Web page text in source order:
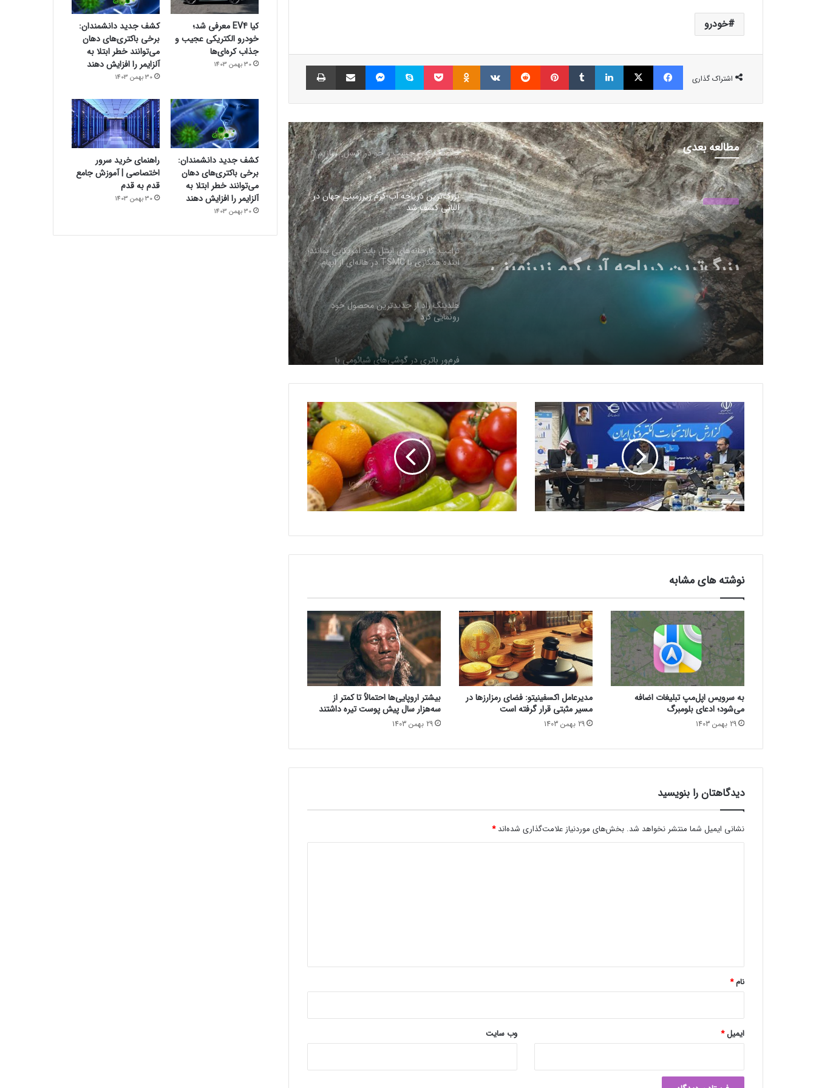
خودرو
اشتراک گذاری
فیسبوک ایکس لینکداین تامبلر پینتریست Reddit
VKontakte
Odnoklassniki پاکت اسکایپ مسنجر اشتراک گذاری با ایمیل
مطالعه بعدی
عمومی
29 بهمن 1403
بزرگ‌ترین دریاچه آب گرم زیرزمینی
جهان در آلبانی کشف شد
گیمرها، محتواسازان و کسب‌وکارها
کم‌درآمد ارائه می‌شود
چگونه باکس جست و جو در اکسل بسازیم؟
بزرگ‌ترین دریاچه آب گرم زیرزمینی جهان در
آلبانی کشف شد
ترامپ: کارخانه‌های اینتل باید آمریکایی بمانند؛
آینده همکاری با TSMC در هاله‌ای از ابهام
هلدینگ راد از جدیدترین محصول خود
رونمایی کرد
فرم‌ور باتری در گوشی‌های شیائومی با
سیستم‌عامل HyperOS 2.0 به‌روزرسانی
مخفی دریافت کرد
بیشتر مواد با حرارت‌دادن نرم می‌شوند؛ پس
چرا تخم مرغ سفت می‌شود؟
مایکروسافت پشتیبانی از پردازنده‌های نسل ۱۰
اینتل را در ویندوز Windows 11 24H2 کنار
گذاشت؛ پایانی بر عصر کامت‌لیک
۲۰۲۶ از راه می‌رسد؛ گزارش بلومبرگ
کالابرگ الکترونیک ۱۰ اسفند به ۷ دهک
کم‌درآمد ارائه می‌شود
چگونه باکس جست و جو در اکسل بسازیم؟
بزرگ‌ترین دریاچه آب گرم زیرزمینی جهان در
هلدینگ راد از جدیدترین محصول خود
نوشته های مشابه
به سرویس اپل‌مپ تبلیغات اضافه
می‌شود؛ ادعای بلومبرگ
29 بهمن 1403
مدیرعامل اکسفینیتو:‌ فضای رمزارزها در
مسیر مثبتی قرار گرفته است
29 بهمن 1403
بیشتر اروپایی‌ها احتمالاً تا کمتر از
سه‌هزار سال پیش پوست تیره داشتند
29 بهمن 1403
دیدگاهتان را بنویسید
نشانی ایمیل شما منتشر نخواهد شد. بخش‌های موردنیاز علامت‌گذاری شده‌اند*
نام*
ایمیل* وب‌ سایت
کیا EV4 معرفی شد؛
خودرو الکتریکی عجیب و
جذاب کره‌ای‌ها
30 بهمن 1403
کشف جدید دانشمندان:
برخی باکتری‌های دهان
می‌توانند خطر ابتلا به
آلزایمر را افزایش دهند
30 بهمن 1403
کشف جدید دانشمندان:
برخی باکتری‌های دهان
می‌توانند خطر ابتلا به
آلزایمر را افزایش دهند
30 بهمن 1403
راهنمای خرید سرور
اختصاصی | آموزش جامع
قدم به قدم
30 بهمن 1403